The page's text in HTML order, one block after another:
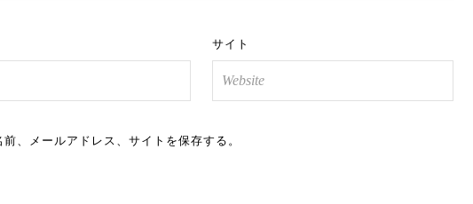
サイト
、メールアドレス、サイトを保存する。